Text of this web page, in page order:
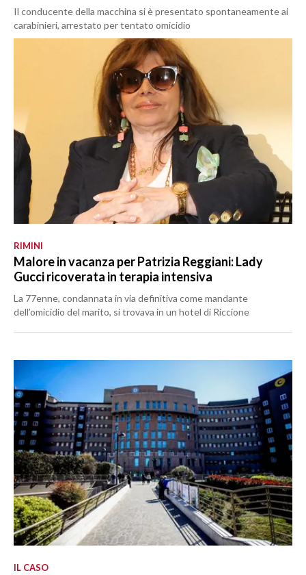
Il conducente della macchina si è presentato spontaneamente ai
carabinieri, arrestato per tentato omicidio
RIMINI
Malore in vacanza per Patrizia Reggiani: Lady
Gucci ricoverata in terapia intensiva
La 77enne, condannata in via definitiva come mandante
dell’omicidio del marito, si trovava in un hotel di Riccione
IL CASO